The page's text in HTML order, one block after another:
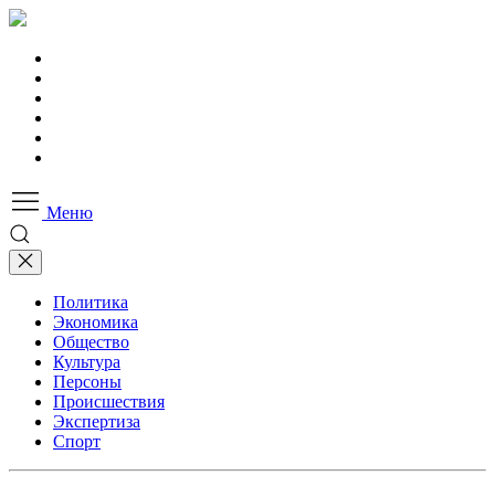
Меню
Политика
Экономика
Общество
Культура
Персоны
Происшествия
Экспертиза
Спорт